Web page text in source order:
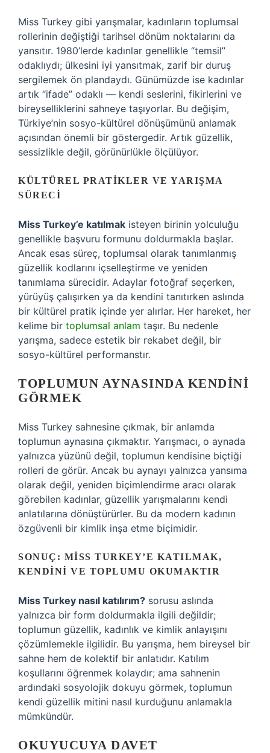
Miss Turkey gibi yarışmalar, kadınların toplumsal
rollerinin değiştiği tarihsel dönüm noktalarını da
yansıtır. 1980’lerde kadınlar genellikle “temsil”
odaklıydı; ülkesini iyi yansıtmak, zarif bir duruş
sergilemek ön plandaydı. Günümüzde ise kadınlar
artık “ifade” odaklı — kendi seslerini, fikirlerini ve
bireyselliklerini sahneye taşıyorlar. Bu değişim,
Türkiye’nin sosyo-kültürel dönüşümünü anlamak
açısından önemli bir göstergedir. Artık güzellik,
sessizlikle değil, görünürlükle ölçülüyor.
KÜLTÜREL PRATIKLER VE YARIŞMA
SÜRECI
Miss Turkey’e katılmak isteyen birinin yolculuğu
genellikle başvuru formunu doldurmakla başlar.
Ancak esas süreç, toplumsal olarak tanımlanmış
güzellik kodlarını içselleştirme ve yeniden
tanımlama sürecidir. Adaylar fotoğraf seçerken,
yürüyüş çalışırken ya da kendini tanıtırken aslında
bir kültürel pratik içinde yer alırlar. Her hareket, her
kelime bir toplumsal anlam taşır. Bu nedenle
yarışma, sadece estetik bir rekabet değil, bir
sosyo-kültürel performanstır.
TOPLUMUN AYNASINDA KENDINI
GÖRMEK
Miss Turkey sahnesine çıkmak, bir anlamda
toplumun aynasına çıkmaktır. Yarışmacı, o aynada
yalnızca yüzünü değil, toplumun kendisine biçtiği
rolleri de görür. Ancak bu aynayı yalnızca yansıma
olarak değil, yeniden biçimlendirme aracı olarak
görebilen kadınlar, güzellik yarışmalarını kendi
anlatılarına dönüştürürler. Bu da modern kadının
özgüvenli bir kimlik inşa etme biçimidir.
SONUÇ: MISS TURKEY’E KATILMAK,
KENDINI VE TOPLUMU OKUMAKTIR
Miss Turkey nasıl katılırım? sorusu aslında
yalnızca bir form doldurmakla ilgili değildir;
toplumun güzellik, kadınlık ve kimlik anlayışını
çözümlemekle ilgilidir. Bu yarışma, hem bireysel bir
sahne hem de kolektif bir anlatıdır. Katılım
koşullarını öğrenmek kolaydır; ama sahnenin
ardındaki sosyolojik dokuyu görmek, toplumun
kendi güzellik mitini nasıl kurduğunu anlamakla
mümkündür.
OKUYUCUYA DAVET